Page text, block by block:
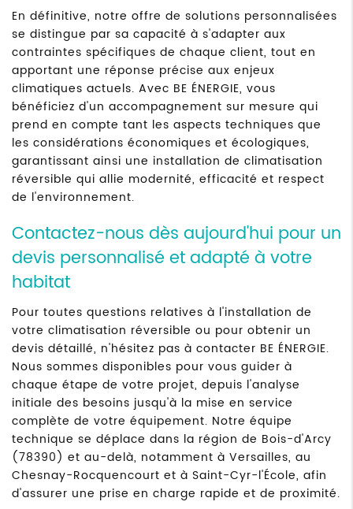
En définitive, notre offre de solutions personnalisées
se distingue par sa capacité à s'adapter aux
contraintes spécifiques de chaque client, tout en
apportant une réponse précise aux enjeux
climatiques actuels. Avec BE ÉNERGIE, vous
bénéficiez d'un accompagnement sur mesure qui
prend en compte tant les aspects techniques que
les considérations économiques et écologiques,
garantissant ainsi une installation de climatisation
réversible qui allie modernité, efficacité et respect
de l'environnement.
Contactez-nous dès aujourd'hui pour un
devis personnalisé et adapté à votre
habitat
Pour toutes questions relatives à l'installation de
votre climatisation réversible ou pour obtenir un
devis détaillé, n'hésitez pas à contacter BE ÉNERGIE.
Nous sommes disponibles pour vous guider à
chaque étape de votre projet, depuis l'analyse
initiale des besoins jusqu'à la mise en service
complète de votre équipement. Notre équipe
technique se déplace dans la région de Bois-d'Arcy
(78390) et au-delà, notamment à Versailles, au
Chesnay-Rocquencourt et à Saint-Cyr-l'École, afin
d'assurer une prise en charge rapide et de proximité.